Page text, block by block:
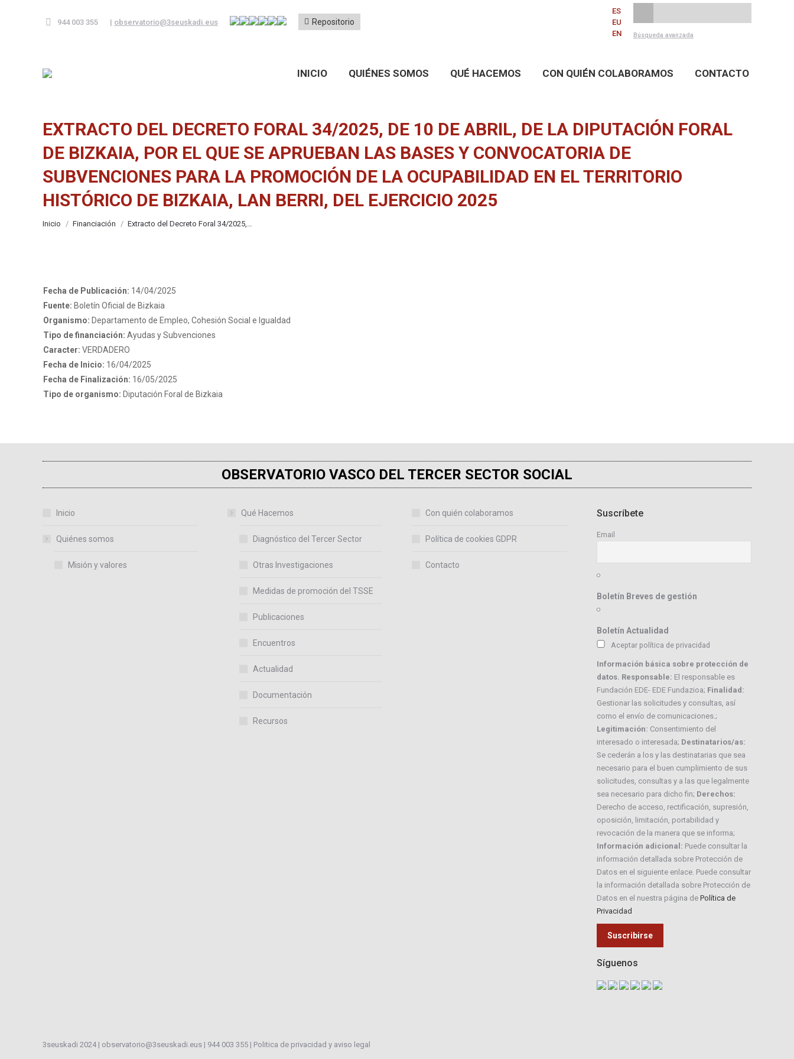
944 003 355 | observatorio@3seuskadi.eus Repositorio
ES
EU
EN
Búsqueda avanzada
INICIO QUIÉNES SOMOS QUÉ HACEMOS CON QUIÉN COLABORAMOS CONTACTO
EXTRACTO DEL DECRETO FORAL 34/2025, DE 10 DE ABRIL, DE LA DIPUTACIÓN FORAL
DE BIZKAIA, POR EL QUE SE APRUEBAN LAS BASES Y CONVOCATORIA DE
SUBVENCIONES PARA LA PROMOCIÓN DE LA OCUPABILIDAD EN EL TERRITORIO
HISTÓRICO DE BIZKAIA, LAN BERRI, DEL EJERCICIO 2025
Estás aquí:
Inicio Financiación Extracto del Decreto Foral 34/2025,…
Fecha de Publicación: 14/04/2025
Fuente: Boletín Oficial de Bizkaia
Organismo: Departamento de Empleo, Cohesión Social e Igualdad
Tipo de financiación: Ayudas y Subvenciones
Caracter: VERDADERO
Fecha de Inicio: 16/04/2025
Fecha de Finalización: 16/05/2025
Tipo de organismo: Diputación Foral de Bizkaia
OBSERVATORIO VASCO DEL TERCER SECTOR SOCIAL
Inicio
Quiénes somos
Misión y valores
Qué Hacemos
Diagnóstico del Tercer Sector
Otras Investigaciones
Medidas de promoción del TSSE
Publicaciones
Encuentros
Actualidad
Documentación
Recursos
Con quién colaboramos
Política de cookies GDPR
Contacto
Suscríbete
Email
Boletín Breves de gestión
Boletín Actualidad
Aceptar política de privacidad
Información básica sobre protección de
datos. Responsable: El responsable es
Fundación EDE- EDE Fundazioa; Finalidad:
Gestionar las solicitudes y consultas, así
como el envío de comunicaciones.;
Legitimación: Consentimiento del
interesado o interesada; Destinatarios/as:
Se cederán a los y las destinatarias que sea
necesario para el buen cumplimiento de sus
solicitudes, consultas y a las que legalmente
sea necesario para dicho fin; Derechos:
Derecho de acceso, rectificación, supresión,
oposición, limitación, portabilidad y
revocación de la manera que se informa;
Información adicional: Puede consultar la
información detallada sobre Protección de
Datos en el siguiente enlace. Puede consultar
la información detallada sobre Protección de
Datos en el nuestra página de Política de
Privacidad
Síguenos
3seuskadi 2024 | observatorio@3seuskadi.eus | 944 003 355 | Politica de privacidad y aviso legal